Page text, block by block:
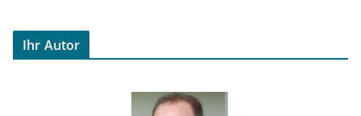
Ihr Autor